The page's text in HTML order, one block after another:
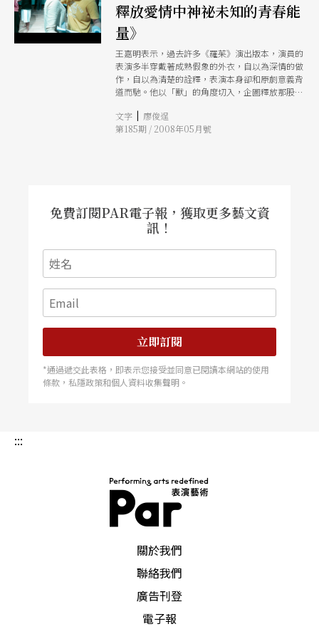
釋放愛情中神祕未知的青春能
量》
王嘉明表示，過去許多《羅茱》演出版本，演員的
表演多半穿戴著成熟假象的外衣，自以為深情的做
作，自以為清楚的詮釋，表演本身卻和原劇意義背
道而馳。他以「獸」的角度切入，企圖釋放那股流
召喚在重要的愛情經驗中，慾望或是一種粗糙但真
誠的能量。
文字 | 廖俊逞
第185期 / 2008年05月號
免費訂閱PAR電子報，獲取更多藝文資
訊！
立即訂閱
*通過遞交此表格，即表示您接受並同意已閱讀本網站的使用
條款，私隱政策和個人資料收集聲明。
:::
關於我們
聯絡我們
廣告刊登
電子報